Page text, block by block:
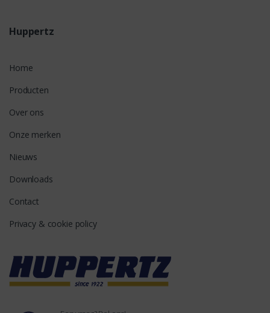
Huppertz
Home
Producten
Over ons
Onze merken
Nieuws
Downloads
Contact
Privacy & cookie policy